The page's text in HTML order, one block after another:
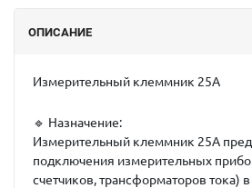
ОПИСАНИЕ
Измерительный клеммник 25A
🔹 Назначение:
Измерительный клеммник 25A
подключения измерительных
счетчиков, трансформаторов тока)